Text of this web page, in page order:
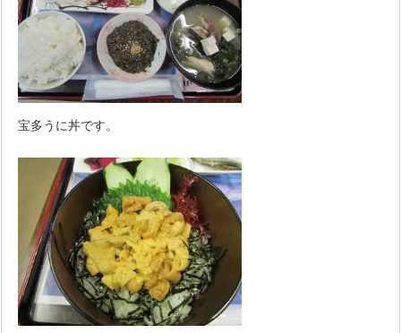
宝多うに丼です。